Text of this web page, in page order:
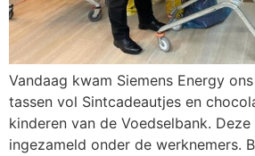
Vandaag kwam Siemens Energy
tassen vol Sintcadeautjes en
kinderen van de Voedselbank.
ingezameld onder de werknemers.